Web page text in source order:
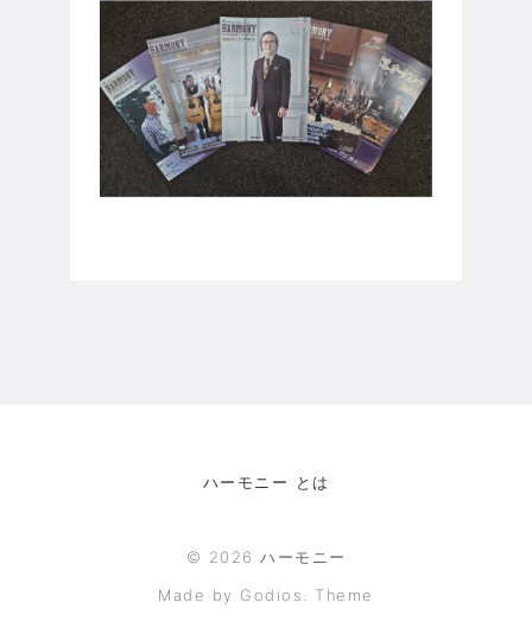
ハーモニー とは
© 2026 ハーモニー
Made by Godios. Theme